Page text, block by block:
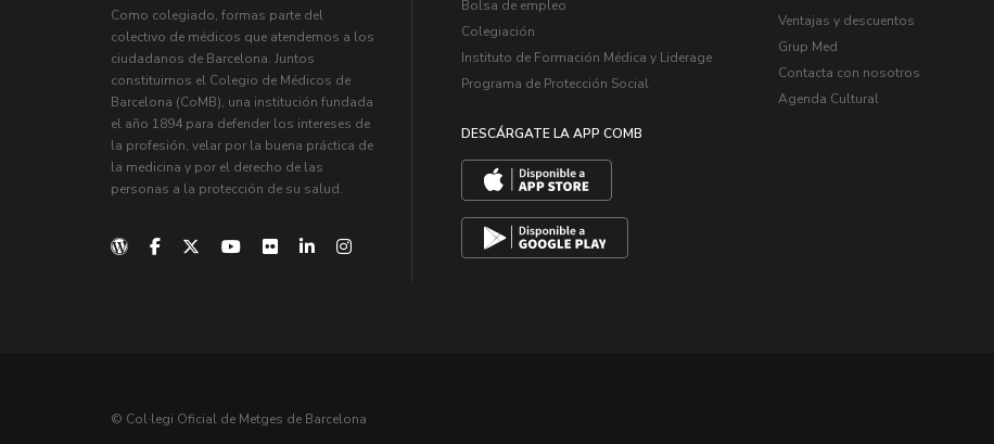
Como colegiado, formas parte del
colectivo de médicos que atendemos a los
ciudadanos de Barcelona. Juntos
constituimos el Colegio de Médicos de
Barcelona (CoMB), una institución fundada
el año 1894 para defender los intereses de
la profesión, velar por la buena práctica de
la medicina y por el derecho de las
personas a la protección de su salud.
Bolsa de empleo
Colegiación
Instituto de Formación Médica y Liderage
Programa de Protección Social
DESCÁRGATE LA APP COMB
Ventajas y descuentos
Grup Med
Contacta con nosotros
Agenda Cultural
© Col·legi Oficial de Metges de Barcelona